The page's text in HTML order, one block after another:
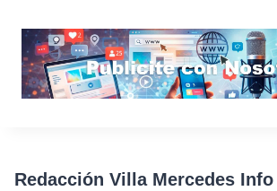
Redacción Villa Mercedes Info